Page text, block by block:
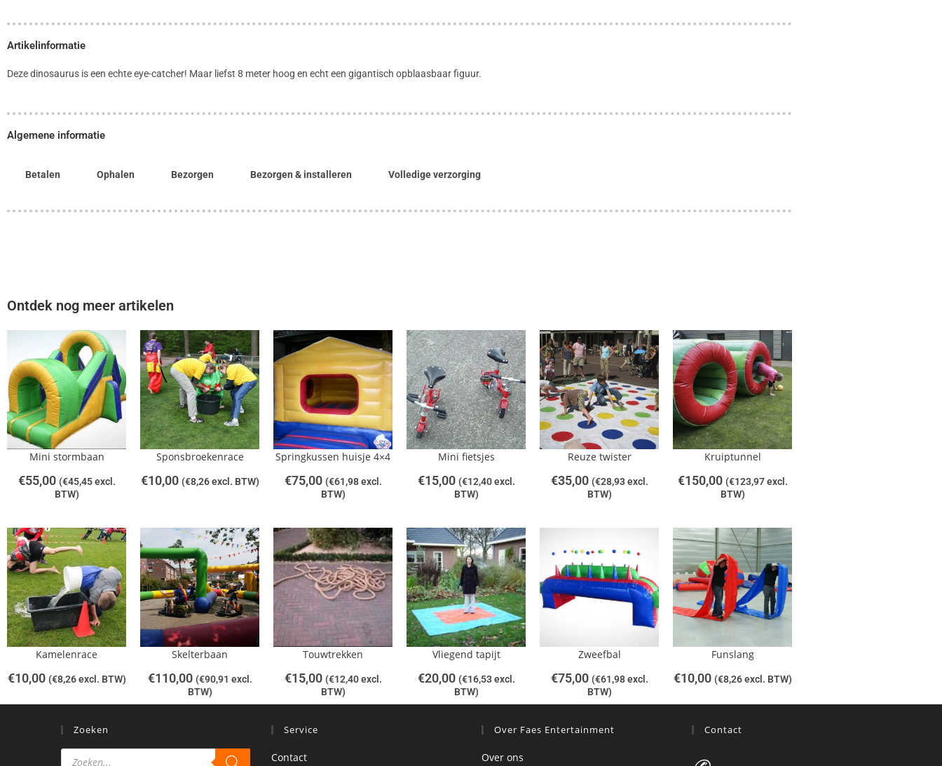
Artikelinformatie
Deze dinosaurus is een echte eye-catcher! Maar liefst 8 meter hoog en echt een gigantisch opblaasbaar figuur.
Algemene informatie
Betalen Ophalen Bezorgen Bezorgen & installeren Volledige verzorging
Ontdek nog meer artikelen
Mini stormbaan
€55,00 (€45,45excl.
BTW)
Sponsbroekenrace
€10,00 (€8,26excl. BTW)
Springkussen huisje 4×4
€75,00 (€61,98excl.
BTW)
Mini fietsjes
€15,00 (€12,40excl.
BTW)
Reuze twister
€35,00 (€28,93excl.
BTW)
Kruiptunnel
€150,00 (€123,97excl.
BTW)
Kamelenrace
€10,00 (€8,26excl. BTW)
Skelterbaan
€110,00 (€90,91 excl.
BTW)
Touwtrekken
€15,00 (€12,40excl.
BTW)
Vliegend tapijt
€20,00 (€16,53excl.
BTW)
Zweefbal
€75,00 (€61,98excl.
BTW)
Funslang
€10,00 (€8,26excl. BTW)
Zoeken Service
Contact
Over Faes Entertainment
Over ons
Contact